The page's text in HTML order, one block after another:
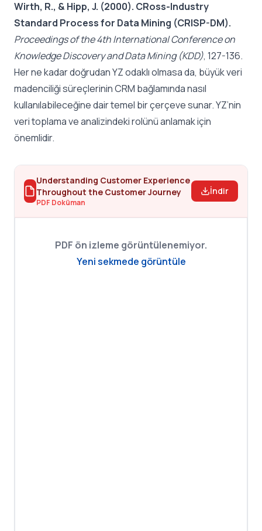
Wirth, R., & Hipp, J. (2000). CRoss-Industry
Standard Process for Data Mining (CRISP-DM).
Proceedings of the 4th International Conference on
Knowledge Discovery and Data Mining (KDD), 127-136.
Her ne kadar doğrudan YZ odaklı olmasa da, büyük veri
madenciliği süreçlerinin CRM bağlamında nasıl
kullanılabileceğine dair temel bir çerçeve sunar. YZ’nin
veri toplama ve analizindeki rolünü anlamak için
önemlidir.
Understanding Customer Experience
Throughout the Customer Journey
PDF Doküman
İndir
PDF ön izleme görüntülenemiyor.
Yeni sekmede görüntüle